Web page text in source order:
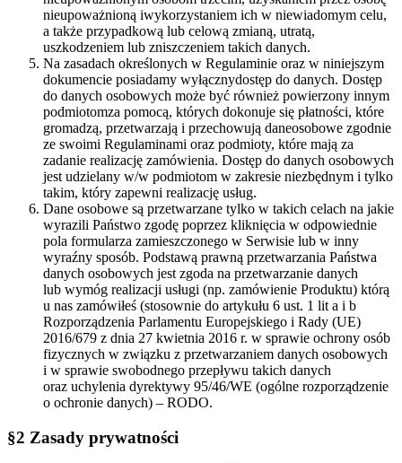
nieupoważnioną iwykorzystaniem ich w niewiadomym celu,
a także przypadkową lub celową zmianą, utratą,
uszkodzeniem lub zniszczeniem takich danych.
Na zasadach określonych w Regulaminie oraz w niniejszym
dokumencie posiadamy wyłącznydostęp do danych. Dostęp
do danych osobowych może być również powierzony innym
podmiotomza pomocą, których dokonuje się płatności, które
gromadzą, przetwarzają i przechowują daneosobowe zgodnie
ze swoimi Regulaminami oraz podmioty, które mają za
zadanie realizację zamówienia. Dostęp do danych osobowych
jest udzielany w/w podmiotom w zakresie niezbędnym i tylko
takim, który zapewni realizację usług.
Dane osobowe są przetwarzane tylko w takich celach na jakie
wyrazili Państwo zgodę poprzez kliknięcia w odpowiednie
pola formularza zamieszczonego w Serwisie lub w inny
wyraźny sposób. Podstawą prawną przetwarzania Państwa
danych osobowych jest zgoda na przetwarzanie danych
lub wymóg realizacji usługi (np. zamówienie Produktu) którą
u nas zamówiłeś (stosownie do artykułu 6 ust. 1 lit a i b
Rozporządzenia Parlamentu Europejskiego i Rady (UE)
2016/679 z dnia 27 kwietnia 2016 r. w sprawie ochrony osób
fizycznych w związku z przetwarzaniem danych osobowych
i w sprawie swobodnego przepływu takich danych
oraz uchylenia dyrektywy 95/46/WE (ogólne rozporządzenie
o ochronie danych) – RODO.
§2 Zasady prywatności